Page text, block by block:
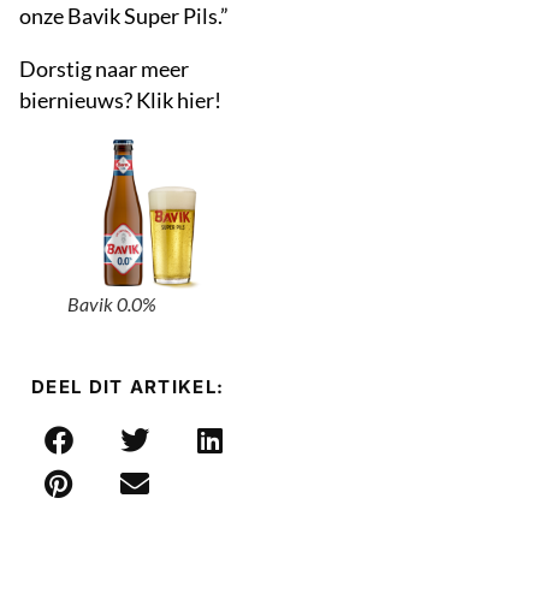
onze Bavik Super Pils.”
Dorstig naar meer
biernieuws? Klik hier!
Bavik 0.0%
DEEL DIT ARTIKEL: